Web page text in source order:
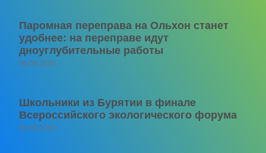
Паромная переправа на Ольхон станет
удобнее: на переправе идут
дноуглубительные работы
06.08.2026
Школьники из Бурятии в финале
Всероссийского экологического форума
06.08.2026